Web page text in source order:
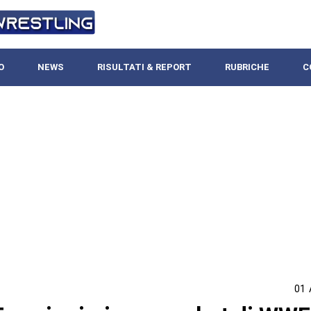
NEWS RISULTATI & REPORT RUBRICHE
01